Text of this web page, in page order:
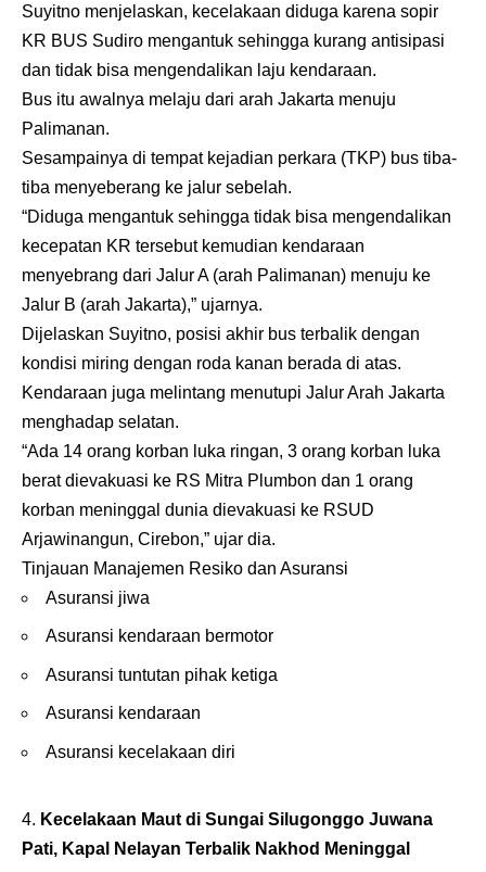
Suyitno menjelaskan, kecelakaan diduga karena sopir
KR BUS Sudiro mengantuk sehingga kurang antisipasi
dan tidak bisa mengendalikan laju kendaraan.
Bus itu awalnya melaju dari arah Jakarta menuju
Palimanan.
Sesampainya di tempat kejadian perkara (TKP) bus tiba-
tiba menyeberang ke jalur sebelah.
“Diduga mengantuk sehingga tidak bisa mengendalikan
kecepatan KR tersebut kemudian kendaraan
menyebrang dari Jalur A (arah Palimanan) menuju ke
Jalur B (arah Jakarta),” ujarnya.
Dijelaskan Suyitno, posisi akhir bus terbalik dengan
kondisi miring dengan roda kanan berada di atas.
Kendaraan juga melintang menutupi Jalur Arah Jakarta
menghadap selatan.
“Ada 14 orang korban luka ringan, 3 orang korban luka
berat dievakuasi ke RS Mitra Plumbon dan 1 orang
korban meninggal dunia dievakuasi ke RSUD
Arjawinangun, Cirebon,” ujar dia.
Tinjauan Manajemen Resiko dan Asuransi
Asuransi jiwa
Asuransi kendaraan bermotor
Asuransi tuntutan pihak ketiga
Asuransi kendaraan
Asuransi kecelakaan diri
Kecelakaan Maut di Sungai Silugonggo Juwana
Pati, Kapal Nelayan Terbalik Nakhod Meninggal